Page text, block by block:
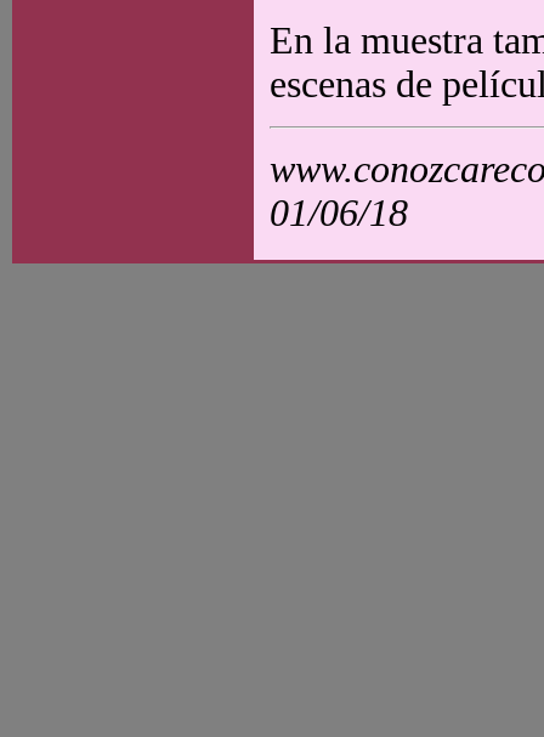
En la muestra
escenas de
01/06/18